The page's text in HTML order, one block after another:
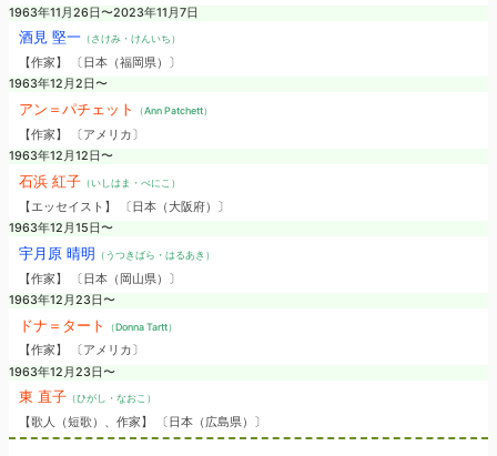
1963年11月26日〜2023年11月7日
酒見 堅一（さけみ・けんいち）
【作家】 〔日本（福岡県）〕
1963年12月2日〜
アン＝パチェット （Ann Patchett）
【作家】 〔アメリカ〕
1963年12月12日〜
石浜 紅子（いしはま・べにこ）
【エッセイスト】 〔日本（大阪府）〕
1963年12月15日〜
宇月原 晴明 （うつきばら・はるあき）
【作家】 〔日本（岡山県）〕
1963年12月23日〜
ドナ＝タート （Donna Tartt）
【作家】 〔アメリカ〕
1963年12月23日〜
東 直子（ひがし・なおこ）
【歌人（短歌）、作家】 〔日本（広島県）〕